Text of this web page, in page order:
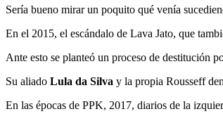
Sería bueno mirar un poquito qué venía
En el 2015, el escándalo de Lava Jato, que
Ante esto se planteó un proceso de destitución
Su aliado Lula da Silva y la propia Rousseff
En las épocas de PPK, 2017, diarios de la